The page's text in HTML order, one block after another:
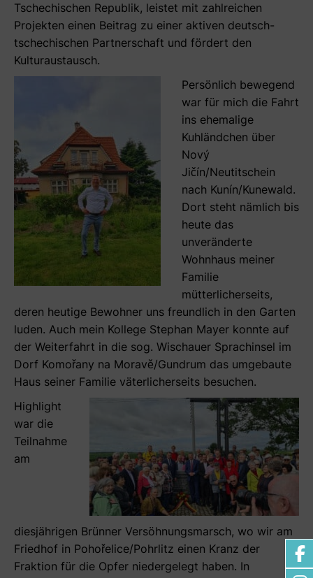
Tschechischen Republik, leistet mit zahlreichen
Projekten einen Beitrag zu einer aktiven deutsch-
tschechischen Partnerschaft und fördert den
Kulturaustausch.
Persönlich bewegend
war für mich die Fahrt
ins ehemalige
Kuhländchen über
Nový
Jičín/Neutitschein
nach Kunín/Kunewald.
Dort steht nämlich bis
heute das
unveränderte
Wohnhaus meiner
Familie
mütterlicherseits,
deren heutige Bewohner uns freundlich in den Garten
luden. Auch mein Kollege Stephan Mayer konnte auf
der Weiterfahrt in die sog. Wischauer Sprachinsel im
Dorf Komořany na Moravě/Gundrum das umgebaute
Haus seiner Familie väterlicherseits besuchen.
Highlight
war die
Teilnahme
am
diesjährigen Brünner Versöhnungsmarsch, wo wir am
Friedhof in Pohořelice/Pohrlitz einen Kranz der
Fraktion für die Opfer niedergelegt haben. In